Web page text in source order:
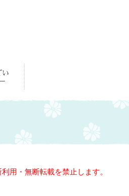
用・無断転載を禁止します。